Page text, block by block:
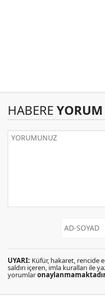
HABERE
UYARI: Küfür, hakaret, rencide
saldırı içeren, imla kuralları ile
yorumlar